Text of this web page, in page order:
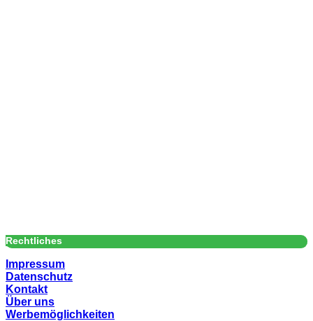
Rechtliches
Impressum
Datenschutz
Kontakt
Über uns
Werbemöglichkeiten